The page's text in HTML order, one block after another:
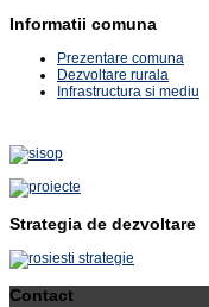
Informatii comuna
Prezentare comuna
Dezvoltare rurala
Infrastructura si mediu
Strategia de dezvoltare
Contact